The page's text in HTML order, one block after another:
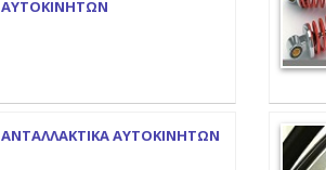
ΑΥΤΟΚΙΝΗΤΩΝ
ΑΝΤΑΛΛΑΚΤΙΚΑ ΑΥΤΟΚΙΝΗΤΩΝ